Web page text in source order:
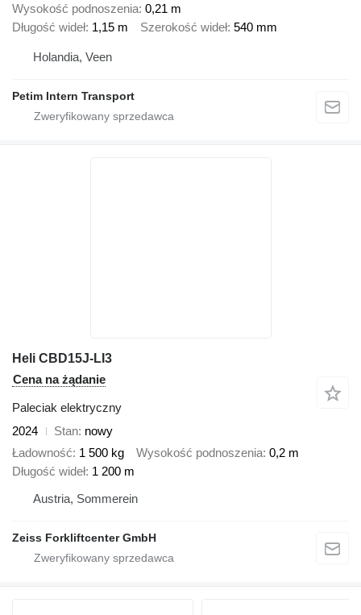
Wysokość podnoszenia 0,21 m
Długość wideł 1,15 m Szerokość wideł 540 mm
Holandia, Veen
Petim Intern Transport
Heli CBD15J-LI3
Cena na żądanie
Paleciak elektryczny
2024
Stan nowy
Ładowność 1 500 kg Wysokość podnoszenia 0,2 m
Długość wideł 1 200 m
Austria, Sommerein
Zeiss Forkliftcenter GmbH